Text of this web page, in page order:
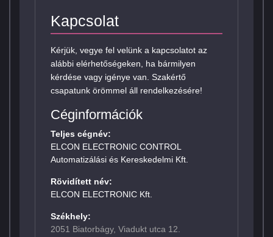
Kapcsolat
Kérjük, vegye fel velünk a kapcsolatot az
alábbi elérhetőségeken, ha bármilyen
kérdése vagy igénye van. Szakértő
csapatunk örömmel áll rendelkezésére!
Céginformációk
Teljes cégnév:
ELCON ELECTRONIC CONTROL
Automatizálási és Kereskedelmi Kft.
Rövidített név:
ELCON ELECTRONIC Kft.
Székhely:
2051 Biatorbágy, Viadukt utca 12.